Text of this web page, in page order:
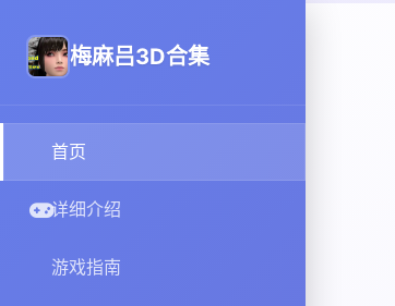
梅麻吕3D合集
首页
详细介绍
游戏指南